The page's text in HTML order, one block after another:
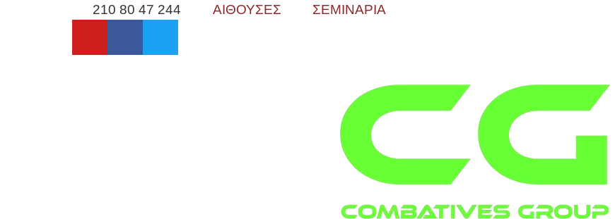
210 80 47 244 ΑΙΘΟΥΣΕΣ ΣΕΜΙΝΑΡΙΑ